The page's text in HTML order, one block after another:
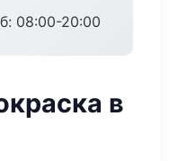
08:00-20:00
в